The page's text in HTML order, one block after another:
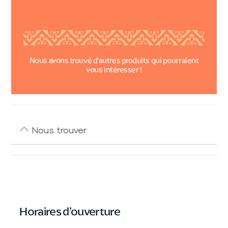
Nous avons trouvé d’autres produits qui pourraient
vous intéresser !
Nous trouver
Horaires d’ouverture